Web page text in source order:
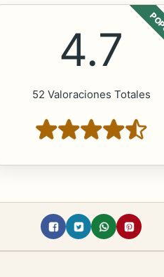
4.7
52 Valoraciones Totales